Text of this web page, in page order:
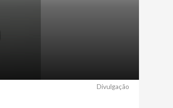
Divulgação